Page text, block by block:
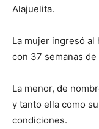
Alajuelita.
La mujer ingresó al
con 37 semanas de
La menor, de
y tanto ella como
condiciones.